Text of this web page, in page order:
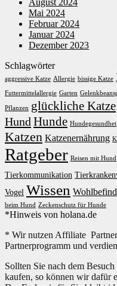
August 2024
Mai 2024
Februar 2024
Januar 2024
Dezember 2023
Schlagwörter
aggressive Katze Allergie bissige Katze
Futtermittelallergie Garten
Pflanzen glückliche Katze
Hund Hunde Hundegesundhet
Katzen Katzenernährung
Ratgeber Reisen mit Hund
Tierkommunikation
Vogel Wissen
beim Hund Zeckenschutz für Hunde
*Hinweis von holana.de
* Wir nutzen Affiliate
Partnerprogramm und
Sollten Sie nach dem
kaufen, so können wir dafür